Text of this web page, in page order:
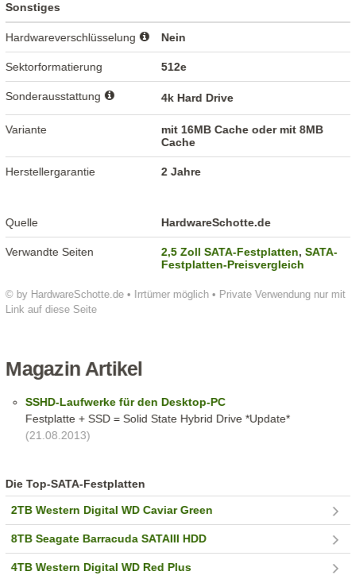
© by HardwareSchotte.de • Irrtümer möglich • Private Verwendung nur mit
Link auf diese Seite
Sonstiges
Hardwareverschlüsselung Nein
Sektorformatierung 512e
Sonderausstattung 4k Hard Drive
Variante
mit 16MB Cache oder mit 8MB
Cache
Herstellergarantie 2 Jahre
Quelle HardwareSchotte.de
Verwandte Seiten 2,5 Zoll SATA-Festplatten,SATA-
Festplatten-Preisvergleich
Magazin Artikel
SSHD-Laufwerke für den Desktop-PC
Festplatte + SSD = Solid State Hybrid Drive *Update*
(21.08.2013)
Die Top-SATA-Festplatten
2TB Western Digital WD Caviar Green
8TB Seagate Barracuda SATAIII HDD
4TB Western Digital WD Red Plus